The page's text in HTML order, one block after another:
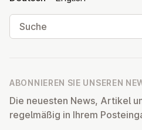
Suche
ABONNIEREN SIE UNSEREN
Die neuesten News, Artikel
regelmäßig in Ihrem